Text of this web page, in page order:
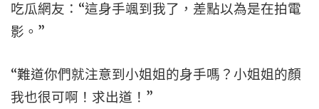
吃瓜網友：“這身手颯到我了，差點以為是在拍電
影。”
“難道你們就注意到小姐姐的身手嗎？小姐姐的顏
我也很可啊！求出道！”